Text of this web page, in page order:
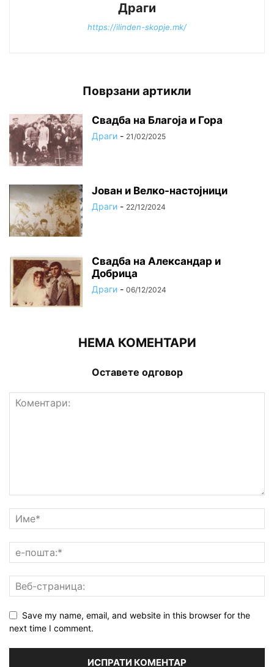
Драги
https://ilinden-skopje.mk/
Поврзани артикли
Свадба на Благоја и Гора
Драги - 21/02/2025
Јован и Велко-настојници
Драги - 22/12/2024
Свадба на Александар и
Добрица
Драги - 06/12/2024
НЕМА КОМЕНТАРИ
Оставете одговор
Save my name, email, and website in this browser for the
next time I comment.